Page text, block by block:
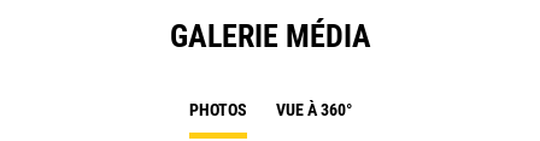
GALERIE MÉDIA
PHOTOS VUE À 360°